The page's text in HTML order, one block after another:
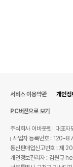
서비스 이용약관 개인정
PC버전으로 보기
주식회사 어바웃펫
대표자
사업자 등록번호 :
통신판매업신고번호 : 제
개인정보관리자 : 김원규